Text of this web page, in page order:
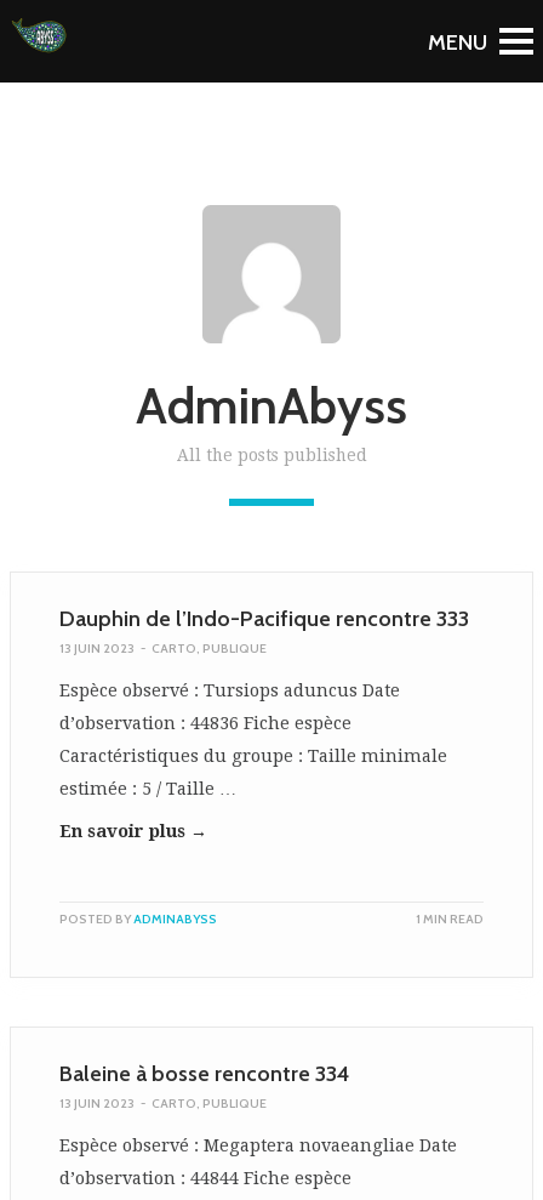
AdminAbyss
All the posts published
Dauphin de l’Indo-Pacifique rencontre 333
13 JUIN 2023 - CARTO, PUBLIQUE
Espèce observé : Tursiops aduncus Date
d’observation : 44836 Fiche espèce
Caractéristiques du groupe : Taille minimale
estimée : 5 / Taille …
En savoir plus →
POSTED BYADMINABYSS 1 MIN READ
Baleine à bosse rencontre 334
13 JUIN 2023 - CARTO, PUBLIQUE
Espèce observé : Megaptera novaeangliae Date
d’observation : 44844 Fiche espèce